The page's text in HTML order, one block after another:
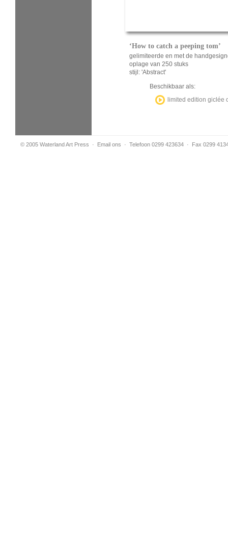
‘How to catch a peeping tom’
gelimiteerde en met de
oplage van 250 stuks
stijl: 'Abstract'
Beschikbaar als:
limited edition giclée
© 2005 Waterland Art Press · Email ons · Telefoon 0299 423634 · Fax 0299